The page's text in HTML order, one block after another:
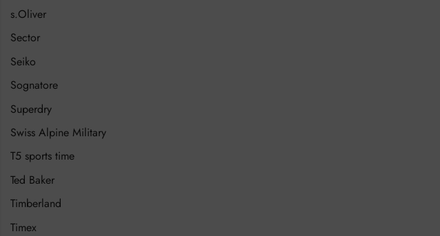
s.Oliver
Sector
Seiko
Sognatore
Superdry
Swiss Alpine Military
T5 sports time
Ted Baker
Timberland
Timex